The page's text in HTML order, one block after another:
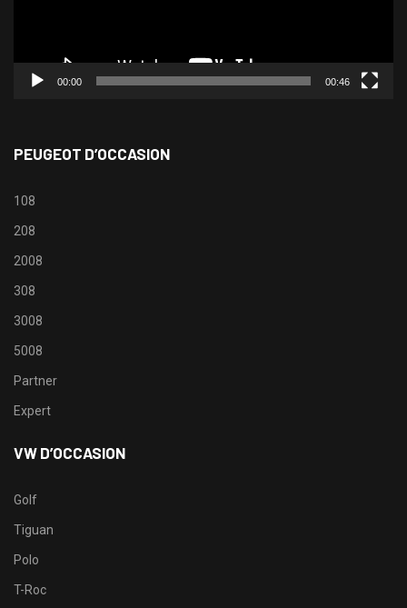
00:00 00:46
PEUGEOT D’OCCASION
108
208
2008
308
3008
5008
Partner
Expert
VW D’OCCASION
Golf
Tiguan
Polo
T-Roc